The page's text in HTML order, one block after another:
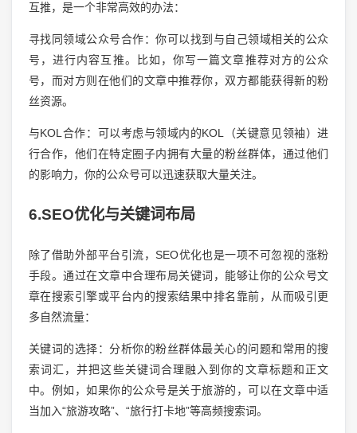
互推，是一个非常高效的办法：
寻找同领域公众号合作：你可以找到与自己领域相关的公众
号，进行内容互推。比如，你写一篇文章推荐对方的公众
号，而对方则在他们的文章中推荐你，双方都能获得新的粉
丝资源。
与KOL合作：可以考虑与领域内的KOL（关键意见领袖）进
行合作，他们在特定圈子内拥有大量的粉丝群体，通过他们
的影响力，你的公众号可以迅速获取大量关注。
6.SEO优化与关键词布局
除了借助外部平台引流，SEO优化也是一项不可忽视的涨粉
手段。通过在文章中合理布局关键词，能够让你的公众号文
章在搜索引擎或平台内的搜索结果中排名靠前，从而吸引更
多自然流量：
关键词的选择：分析你的粉丝群体最关心的问题和常用的搜
索词汇，并把这些关键词合理融入到你的文章标题和正文
中。例如，如果你的公众号是关于旅游的，可以在文章中适
当加入“旅游攻略”、“旅行打卡地”等高频搜索词。